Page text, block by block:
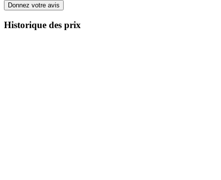
Donnez votre avis
Historique des prix